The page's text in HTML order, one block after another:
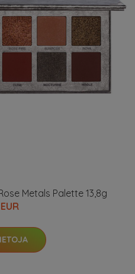
Metals Palette 13,8g